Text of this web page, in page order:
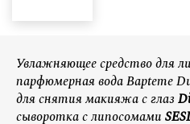
Увлажняющее средство для
парфюмерная вода Bapteme
для снятия макияжа с глаз
сыворотка с липосомами